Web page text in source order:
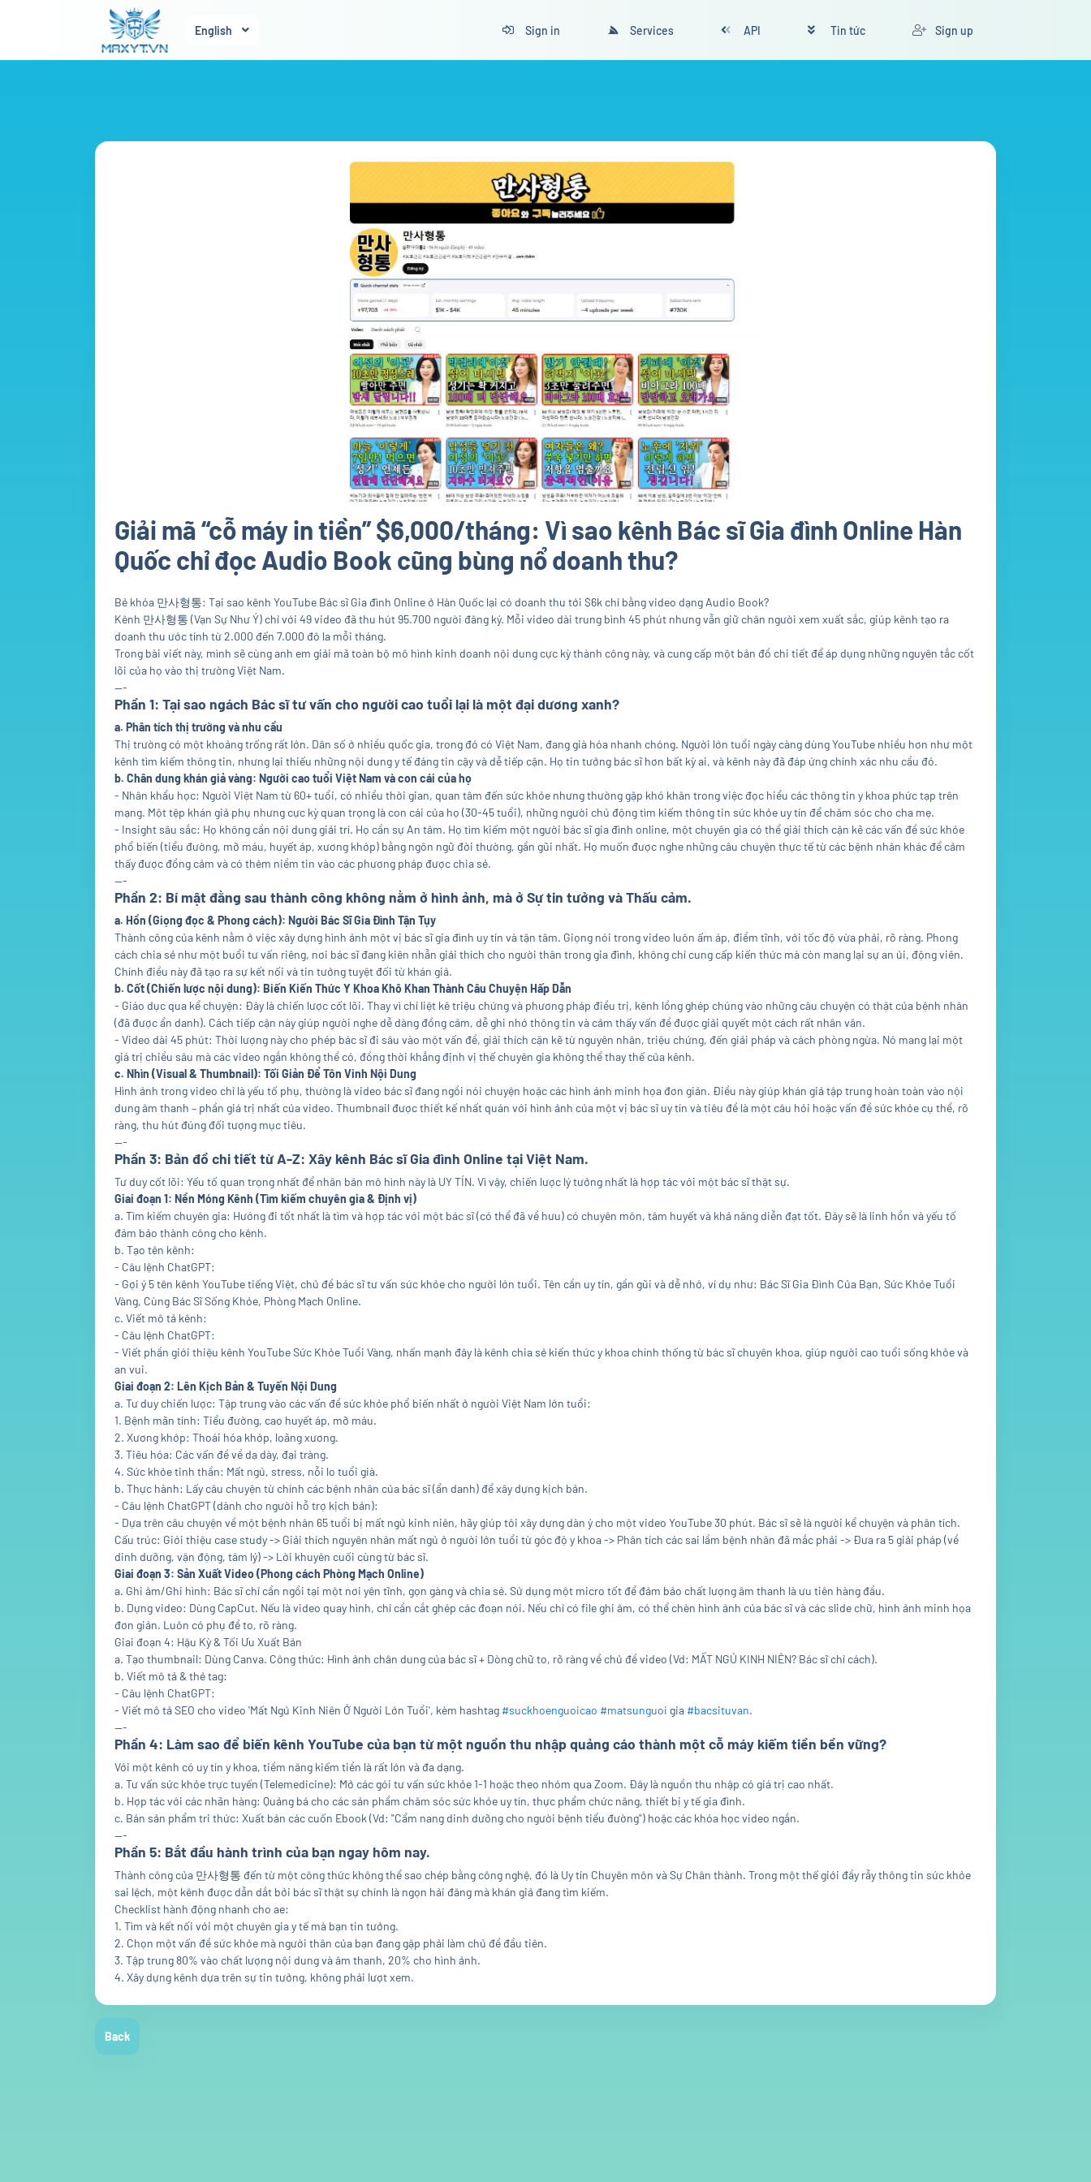
English Sign in Services API Tin tức Sign up
Giải mã “cỗ máy in tiền” $6,000/tháng: Vì sao kênh Bác sĩ Gia đình Online Hàn
Quốc chỉ đọc Audio Book cũng bùng nổ doanh thu?
Bẻ khóa 만사형통: Tại sao kênh YouTube Bác sĩ Gia đình Online ở Hàn Quốc lại có doanh thu tới $6k chỉ bằng video dạng Audio Book?
Kênh 만사형통 (Vạn Sự Như Ý) chỉ với 49 video đã thu hút 95.700 người đăng ký. Mỗi video dài trung bình 45 phút nhưng vẫn giữ chân người xem xuất sắc, giúp kênh tạo ra
doanh thu ước tính từ 2.000 đến 7.000 đô la mỗi tháng.
Trong bài viết này, mình sẽ cùng anh em giải mã toàn bộ mô hình kinh doanh nội dung cực kỳ thành công này, và cung cấp một bản đồ chi tiết để áp dụng những nguyên tắc cốt
lõi của họ vào thị trường Việt Nam.
---
Phần 1: Tại sao ngách Bác sĩ tư vấn cho người cao tuổi lại là một đại dương xanh?
a. Phân tích thị trường và nhu cầu
Thị trường có một khoảng trống rất lớn. Dân số ở nhiều quốc gia, trong đó có Việt Nam, đang già hóa nhanh chóng. Người lớn tuổi ngày càng dùng YouTube nhiều hơn như một
kênh tìm kiếm thông tin, nhưng lại thiếu những nội dung y tế đáng tin cậy và dễ tiếp cận. Họ tin tưởng bác sĩ hơn bất kỳ ai, và kênh này đã đáp ứng chính xác nhu cầu đó.
b. Chân dung khán giả vàng: Người cao tuổi Việt Nam và con cái của họ
- Nhân khẩu học: Người Việt Nam từ 60+ tuổi, có nhiều thời gian, quan tâm đến sức khỏe nhưng thường gặp khó khăn trong việc đọc hiểu các thông tin y khoa phức tạp trên
mạng. Một tệp khán giả phụ nhưng cực kỳ quan trọng là con cái của họ (30-45 tuổi), những người chủ động tìm kiếm thông tin sức khỏe uy tín để chăm sóc cho cha mẹ.
- Insight sâu sắc: Họ không cần nội dung giải trí. Họ cần sự An tâm. Họ tìm kiếm một người bác sĩ gia đình online, một chuyên gia có thể giải thích cặn kẽ các vấn đề sức khỏe
phổ biến (tiểu đường, mỡ máu, huyết áp, xương khớp) bằng ngôn ngữ đời thường, gần gũi nhất. Họ muốn được nghe những câu chuyện thực tế từ các bệnh nhân khác để cảm
thấy được đồng cảm và có thêm niềm tin vào các phương pháp được chia sẻ.
---
Phần 2: Bí mật đằng sau thành công không nằm ở hình ảnh, mà ở Sự tin tưởng và Thấu cảm.
a. Hồn (Giọng đọc & Phong cách): Người Bác Sĩ Gia Đình Tận Tụy
Thành công của kênh nằm ở việc xây dựng hình ảnh một vị bác sĩ gia đình uy tín và tận tâm. Giọng nói trong video luôn ấm áp, điềm tĩnh, với tốc độ vừa phải, rõ ràng. Phong
cách chia sẻ như một buổi tư vấn riêng, nơi bác sĩ đang kiên nhẫn giải thích cho người thân trong gia đình, không chỉ cung cấp kiến thức mà còn mang lại sự an ủi, động viên.
Chính điều này đã tạo ra sự kết nối và tin tưởng tuyệt đối từ khán giả.
b. Cốt (Chiến lược nội dung): Biến Kiến Thức Y Khoa Khô Khan Thành Câu Chuyện Hấp Dẫn
- Giáo dục qua kể chuyện: Đây là chiến lược cốt lõi. Thay vì chỉ liệt kê triệu chứng và phương pháp điều trị, kênh lồng ghép chúng vào những câu chuyện có thật của bệnh nhân
(đã được ẩn danh). Cách tiếp cận này giúp người nghe dễ dàng đồng cảm, dễ ghi nhớ thông tin và cảm thấy vấn đề được giải quyết một cách rất nhân văn.
- Video dài 45 phút: Thời lượng này cho phép bác sĩ đi sâu vào một vấn đề, giải thích cặn kẽ từ nguyên nhân, triệu chứng, đến giải pháp và cách phòng ngừa. Nó mang lại một
giá trị chiều sâu mà các video ngắn không thể có, đồng thời khẳng định vị thế chuyên gia không thể thay thế của kênh.
c. Nhìn (Visual & Thumbnail): Tối Giản Để Tôn Vinh Nội Dung
Hình ảnh trong video chỉ là yếu tố phụ, thường là video bác sĩ đang ngồi nói chuyện hoặc các hình ảnh minh họa đơn giản. Điều này giúp khán giả tập trung hoàn toàn vào nội
dung âm thanh – phần giá trị nhất của video. Thumbnail được thiết kế nhất quán với hình ảnh của một vị bác sĩ uy tín và tiêu đề là một câu hỏi hoặc vấn đề sức khỏe cụ thể, rõ
ràng, thu hút đúng đối tượng mục tiêu.
---
Phần 3: Bản đồ chi tiết từ A-Z: Xây kênh Bác sĩ Gia đình Online tại Việt Nam.
Tư duy cốt lõi: Yếu tố quan trọng nhất để nhân bản mô hình này là UY TÍN. Vì vậy, chiến lược lý tưởng nhất là hợp tác với một bác sĩ thật sự.
Giai đoạn 1: Nền Móng Kênh (Tìm kiếm chuyên gia & Định vị)
a. Tìm kiếm chuyên gia: Hướng đi tốt nhất là tìm và hợp tác với một bác sĩ (có thể đã về hưu) có chuyên môn, tâm huyết và khả năng diễn đạt tốt. Đây sẽ là linh hồn và yếu tố
đảm bảo thành công cho kênh.
b. Tạo tên kênh:
- Câu lệnh ChatGPT:
- Gợi ý 5 tên kênh YouTube tiếng Việt, chủ đề bác sĩ tư vấn sức khỏe cho người lớn tuổi. Tên cần uy tín, gần gũi và dễ nhớ, ví dụ như: Bác Sĩ Gia Đình Của Bạn, Sức Khỏe Tuổi
Vàng, Cùng Bác Sĩ Sống Khỏe, Phòng Mạch Online.
c. Viết mô tả kênh:
- Câu lệnh ChatGPT:
- Viết phần giới thiệu kênh YouTube Sức Khỏe Tuổi Vàng, nhấn mạnh đây là kênh chia sẻ kiến thức y khoa chính thống từ bác sĩ chuyên khoa, giúp người cao tuổi sống khỏe và
an vui.
Giai đoạn 2: Lên Kịch Bản & Tuyến Nội Dung
a. Tư duy chiến lược: Tập trung vào các vấn đề sức khỏe phổ biến nhất ở người Việt Nam lớn tuổi:
1. Bệnh mãn tính: Tiểu đường, cao huyết áp, mỡ máu.
2. Xương khớp: Thoái hóa khớp, loãng xương.
3. Tiêu hóa: Các vấn đề về dạ dày, đại tràng.
4. Sức khỏe tinh thần: Mất ngủ, stress, nỗi lo tuổi già.
b. Thực hành: Lấy câu chuyện từ chính các bệnh nhân của bác sĩ (ẩn danh) để xây dựng kịch bản.
- Câu lệnh ChatGPT (dành cho người hỗ trợ kịch bản):
- Dựa trên câu chuyện về một bệnh nhân 65 tuổi bị mất ngủ kinh niên, hãy giúp tôi xây dựng dàn ý cho một video YouTube 30 phút. Bác sĩ sẽ là người kể chuyện và phân tích.
Cấu trúc: Giới thiệu case study -> Giải thích nguyên nhân mất ngủ ở người lớn tuổi từ góc độ y khoa -> Phân tích các sai lầm bệnh nhân đã mắc phải -> Đưa ra 5 giải pháp (về
dinh dưỡng, vận động, tâm lý) -> Lời khuyên cuối cùng từ bác sĩ.
Giai đoạn 3: Sản Xuất Video (Phong cách Phòng Mạch Online)
a. Ghi âm/Ghi hình: Bác sĩ chỉ cần ngồi tại một nơi yên tĩnh, gọn gàng và chia sẻ. Sử dụng một micro tốt để đảm bảo chất lượng âm thanh là ưu tiên hàng đầu.
b. Dựng video: Dùng CapCut. Nếu là video quay hình, chỉ cần cắt ghép các đoạn nói. Nếu chỉ có file ghi âm, có thể chèn hình ảnh của bác sĩ và các slide chữ, hình ảnh minh họa
đơn giản. Luôn có phụ đề to, rõ ràng.
Giai đoạn 4: Hậu Kỳ & Tối Ưu Xuất Bản
a. Tạo thumbnail: Dùng Canva. Công thức: Hình ảnh chân dung của bác sĩ + Dòng chữ to, rõ ràng về chủ đề video (Vd: MẤT NGỦ KINH NIÊN? Bác sĩ chỉ cách).
b. Viết mô tả & thẻ tag:
- Câu lệnh ChatGPT:
- Viết mô tả SEO cho video 'Mất Ngủ Kinh Niên Ở Người Lớn Tuổi', kèm hashtag #suckhoenguoicao #matsunguoi gia #bacsituvan.
---
Phần 4: Làm sao để biến kênh YouTube của bạn từ một nguồn thu nhập quảng cáo thành một cỗ máy kiếm tiền bền vững?
Với một kênh có uy tín y khoa, tiềm năng kiếm tiền là rất lớn và đa dạng.
a. Tư vấn sức khỏe trực tuyến (Telemedicine): Mở các gói tư vấn sức khỏe 1-1 hoặc theo nhóm qua Zoom. Đây là nguồn thu nhập có giá trị cao nhất.
b. Hợp tác với các nhãn hàng: Quảng bá cho các sản phẩm chăm sóc sức khỏe uy tín, thực phẩm chức năng, thiết bị y tế gia đình.
c. Bán sản phẩm tri thức: Xuất bản các cuốn Ebook (Vd: "Cẩm nang dinh dưỡng cho người bệnh tiểu đường") hoặc các khóa học video ngắn.
---
Phần 5: Bắt đầu hành trình của bạn ngay hôm nay.
Thành công của 만사형통 đến từ một công thức không thể sao chép bằng công nghệ, đó là Uy tín Chuyên môn và Sự Chân thành. Trong một thế giới đầy rẫy thông tin sức khỏe
sai lệch, một kênh được dẫn dắt bởi bác sĩ thật sự chính là ngọn hải đăng mà khán giả đang tìm kiếm.
Checklist hành động nhanh cho ae:
1. Tìm và kết nối với một chuyên gia y tế mà bạn tin tưởng.
2. Chọn một vấn đề sức khỏe mà người thân của bạn đang gặp phải làm chủ đề đầu tiên.
3. Tập trung 80% vào chất lượng nội dung và âm thanh, 20% cho hình ảnh.
4. Xây dựng kênh dựa trên sự tin tưởng, không phải lượt xem.
Back